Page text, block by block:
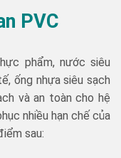
PVC
phẩm, nước siêu
ống nhựa siêu sạch
và an toàn cho hệ
nhiều hạn chế của
sau: